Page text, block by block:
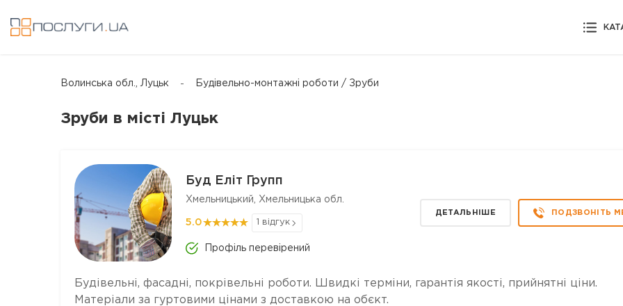
Волинська обл., Луцьк Будівельно-монтажні роботи / Зруби
Зруби в місті Луцьк
Буд Еліт Групп
Хмельницький, Хмельницька обл.
5.0 1 відгук
Профіль перевірений
ДЕТАЛЬНІШЕ ПОДЗВОНІТЬ
Будівельні, фасадні, покрівельні роботи. Швидкі терміни, гарантія якості, прийнятні ціни.
Матеріали за гуртовими цінами з доставкою на обєкт.